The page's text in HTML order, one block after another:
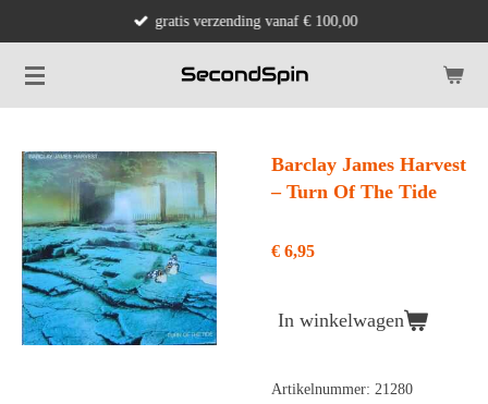
naar
de
gratis verzending vanaf € 100,00
Barclay James Harvest
‎– Turn Of The Tide
€ 6,95
In winkelwagen
Artikelnummer: 21280